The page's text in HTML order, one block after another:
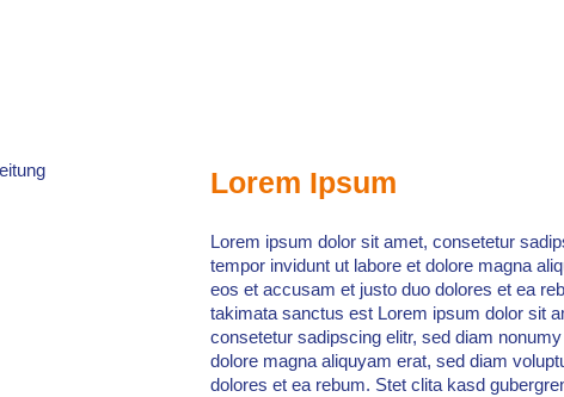
Lorem Ipsum
Lorem ipsum dolor sit amet, consetetur
tempor invidunt ut labore et dolore magna
eos et accusam et justo duo dolores et ea
takimata sanctus est Lorem ipsum dolor sit
consetetur sadipscing elitr, sed diam
dolore magna aliquyam erat, sed diam
dolores et ea rebum. Stet clita kasd